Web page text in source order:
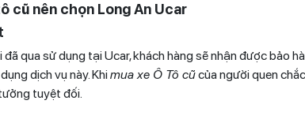
cũ nên chọn Long An Ucar
đã qua sử dụng tại Ucar, khách hàng sẽ nhận được
dịch vụ này. Khimua xe Ô Tô cũcủa người quen
tuyệt đối.